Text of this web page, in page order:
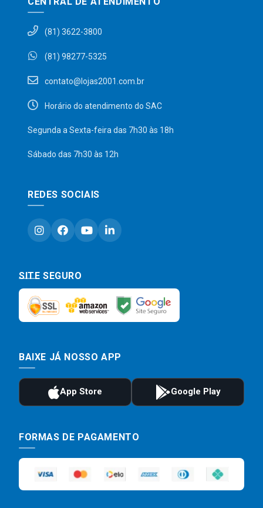
(81) 3622-3800
(81) 98277-5325
contato@lojas2001.com.br
Horário do atendimento do SAC
Segunda a Sexta-feira das 7h30 às 18h
Sábado das 7h30 às 12h
REDES SOCIAIS
SITE SEGURO
BAIXE JÁ NOSSO APP
FORMAS DE PAGAMENTO